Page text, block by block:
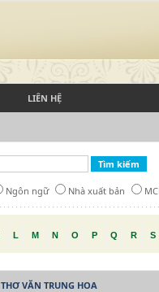
LIÊN HỆ
Ngôn ngữ Nhà xuất bản
L M N O P Q R S
VĂN TRUNG HOA